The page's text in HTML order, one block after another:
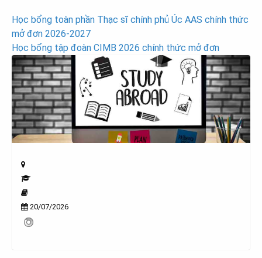
Post
navigation
Học bổng toàn phần Thạc sĩ chính phủ Úc AAS chính thức
mở đơn 2026-2027
Học bổng tập đoàn CIMB 2026 chính thức mở đơn
20/07/2026